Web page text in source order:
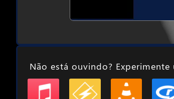
Não está ouvindo?